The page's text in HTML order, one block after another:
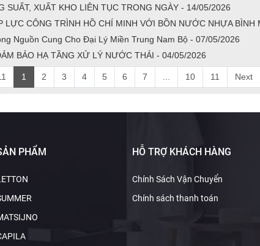
SUẤT, XUẤT KHO LIÊN TỤC TRONG NGÀY - 14/05/2026
CÔNG TRÌNH HỒ CHÍ MINH VỚI BỒN NƯỚC NHỰA BÌNH
Nguồn Cung Cho Đại Lý Miền Trung Nam Bộ - 07/05/2026
BẢO HẠ TẦNG XỬ LÝ NƯỚC THẢI - 04/05/2026
1 2 3 4 5 6 7 10 11 Next
PHẨM HỖ TRỢ KHÁCH HÀNG
Chính Sách Vận Chuyển
Chính sách thanh toán